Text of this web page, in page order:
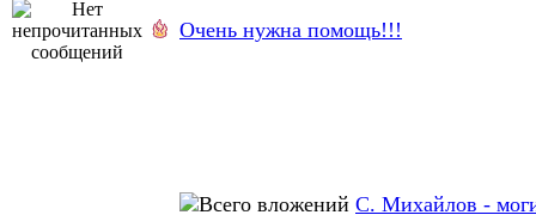
Очень нужна помощь!!!
С. Михайлов -